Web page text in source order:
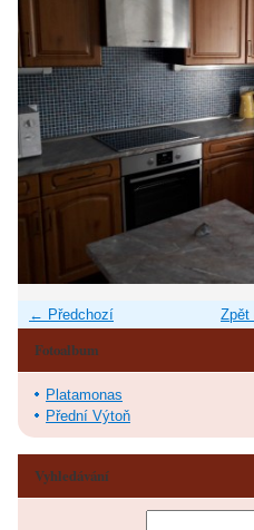
← Předchozí Zpět
Fotoalbum
Platamonas
Přední Výtoň
Vyhledávání